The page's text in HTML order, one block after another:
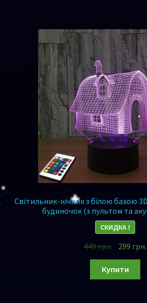
Світильник-нічник з білою базою
будиночок (з пультом та
СКИДКА !
449грн. 299 грн.
Купити